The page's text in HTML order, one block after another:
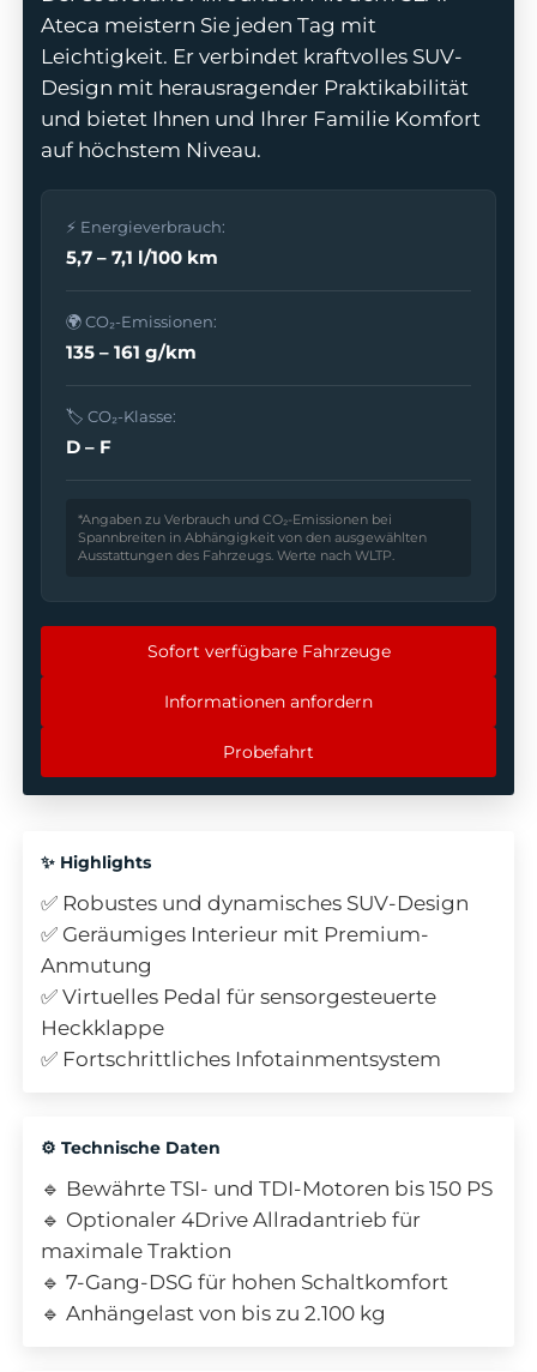
Ateca meistern Sie jeden Tag mit
Leichtigkeit. Er verbindet kraftvolles SUV-
Design mit herausragender Praktikabilität
und bietet Ihnen und Ihrer Familie Komfort
auf höchstem Niveau.
⚡ Energieverbrauch:
5,7 – 7,1 l/100 km
🌍 CO₂-Emissionen:
135 – 161 g/km
🏷️ CO₂-Klasse:
D – F
*Angaben zu Verbrauch und CO₂-Emissionen bei
Spannbreiten in Abhängigkeit von den ausgewählten
Ausstattungen des Fahrzeugs. Werte nach WLTP.
Sofort verfügbare Fahrzeuge
Informationen anfordern
Probefahrt
✨ Highlights
✅ Robustes und dynamisches SUV-Design
✅ Geräumiges Interieur mit Premium-
Anmutung
✅ Virtuelles Pedal für sensorgesteuerte
Heckklappe
✅ Fortschrittliches Infotainmentsystem
⚙️ Technische Daten
🔹 Bewährte TSI- und TDI-Motoren bis 150 PS
🔹 Optionaler 4Drive Allradantrieb für
maximale Traktion
🔹 7-Gang-DSG für hohen Schaltkomfort
🔹 Anhängelast von bis zu 2.100 kg